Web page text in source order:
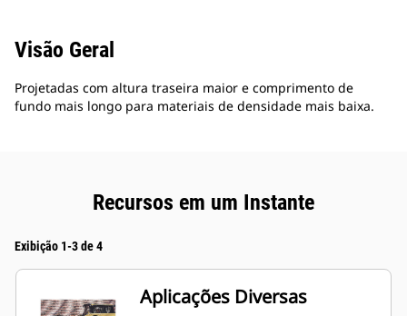
Visão Geral
Projetadas com altura traseira maior e comprimento de
fundo mais longo para materiais de densidade mais baixa.
Recursos em um Instante
Exibição 1-3 de 4
Aplicações Diversas